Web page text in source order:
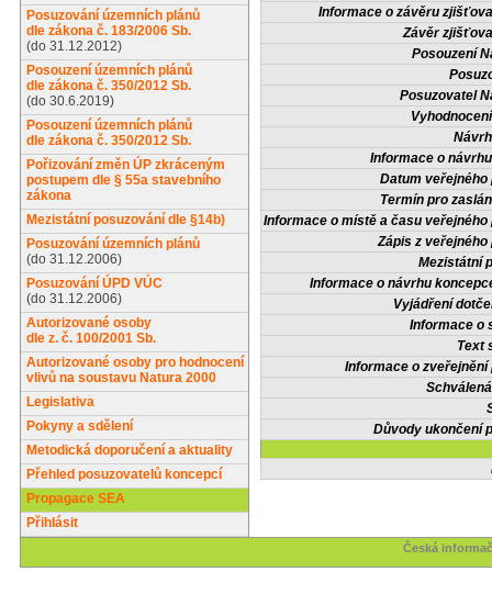
Posuzování územních plánů
dle zákona č. 183/2006 Sb.
(do 31.12.2012)
Posouzení územních plánů
dle zákona č. 350/2012 Sb.
(do 30.6.2019)
Posouzení územních plánů
dle zákona č. 350/2012 Sb.
Pořizování změn ÚP zkráceným
postupem dle § 55a stavebního
zákona
Mezistátní posuzování dle §14b)
Posuzování územních plánů
(do 31.12.2006)
Posuzování ÚPD VÚC
(do 31.12.2006)
Autorizované osoby
dle z. č. 100/2001 Sb.
Autorizované osoby pro hodnocení
vlivů na soustavu Natura 2000
Legislativa
Pokyny a sdělení
Metodická doporučení a aktuality
Přehled posuzovatelů koncepcí
Propagace SEA
Přihlásit
Informace o závěru
Závěr
Posouzení
Posuzovatel
Informace o
Datum veřejného
Termín pro
Informace o místě a času veřejného
Zápis z veřejného
Mezistátní
Informace o návrhu
Vyjádření
Informace o
Text
Informace o zveřejnění
Důvody ukončení
Česká